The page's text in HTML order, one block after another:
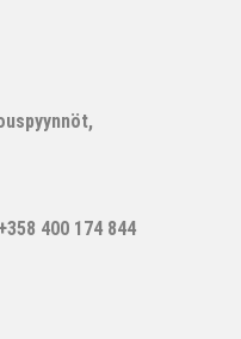
400 174 844